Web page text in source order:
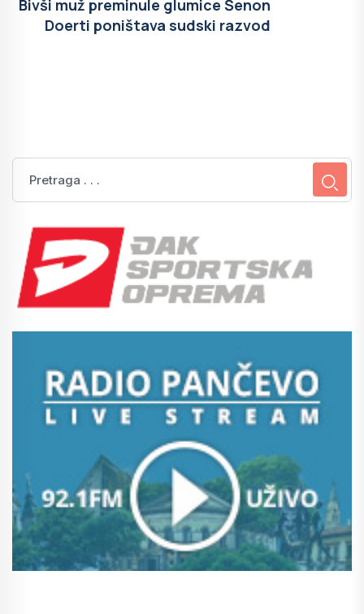
Bivši muž preminule glumice Šenon
Doerti poništava sudski razvod